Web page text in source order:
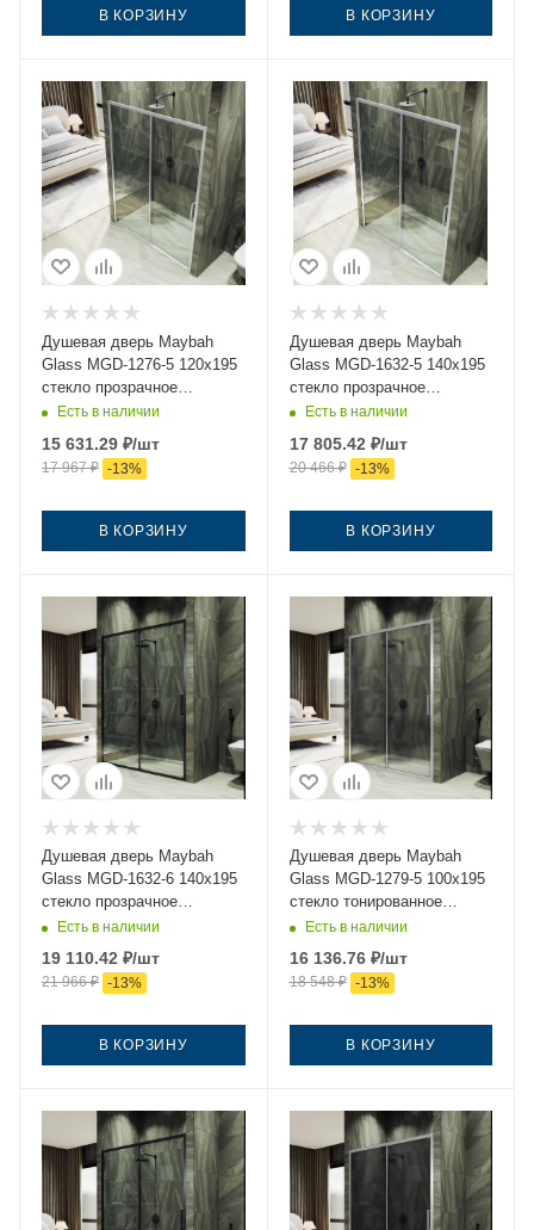
В КОРЗИНУ В КОРЗИНУ
Душевая дверь Maybah
Glass MGD-1276-5 120х195
стекло прозрачное
профиль хром
Есть в наличии
15 631.29 ₽/шт
17 967₽ -13%
В КОРЗИНУ
Душевая дверь Maybah
Glass MGD-1632-5 140х195
стекло прозрачное
профиль хром
Есть в наличии
17 805.42 ₽/шт
20 466₽ -13%
В КОРЗИНУ
Душевая дверь Maybah
Glass MGD-1632-6 140х195
стекло прозрачное
профиль черный
Есть в наличии
19 110.42 ₽/шт
21 966₽ -13%
В КОРЗИНУ
Душевая дверь Maybah
Glass MGD-1279-5 100х195
стекло тонированное
профиль хром
Есть в наличии
16 136.76₽/шт
18 548₽ -13%
В КОРЗИНУ